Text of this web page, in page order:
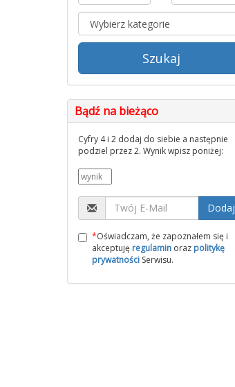
Szukaj
Bądź na bieżąco
Cyfry 4 i 2 dodaj do siebie a następnie
podziel przez 2. Wynik wpisz poniżej:
Dodaj
*Oświadczam, że zapoznałem się i
akceptuję regulamin oraz politykę
prywatności Serwisu.